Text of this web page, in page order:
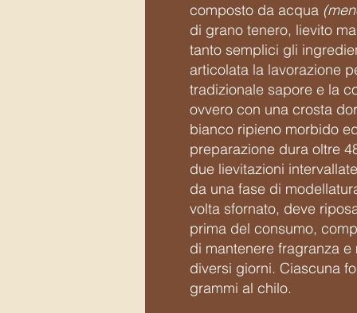
composto da acqua
di grano tenero, lievito
tanto semplici gli
articolata la lavorazione
tradizionale sapore e la
ovvero con una crosta
bianco ripieno morbido
preparazione dura oltre
due lievitazioni
da una fase di
volta sfornato, deve
prima del consumo,
di mantenere fragranza
diversi giorni. Ciascuna
grammi al chilo.